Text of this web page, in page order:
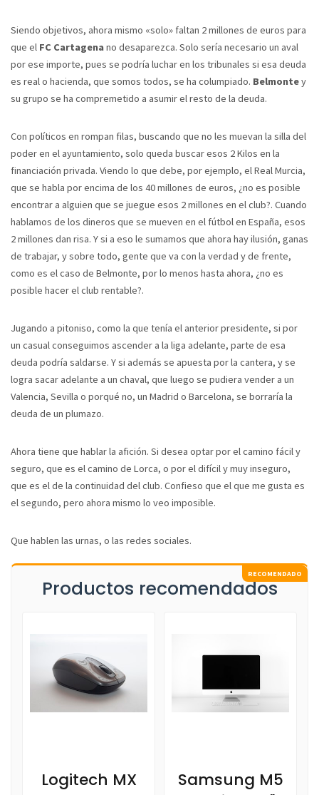
Siendo objetivos, ahora mismo «solo» faltan 2 millones de euros para
que el FC Cartagenano desaparezca. Solo sería necesario un aval
por ese importe, pues se podría luchar en los tribunales si esa deuda
es real o hacienda, que somos todos, se ha columpiado. Belmontey
su grupo se ha compremetido a asumir el resto de la deuda.
Con políticos en rompan filas, buscando que no les muevan la silla del
poder en el ayuntamiento, solo queda buscar esos 2 Kilos en la
financiación privada. Viendo lo que debe, por ejemplo, el Real Murcia,
que se habla por encima de los 40 millones de euros, ¿no es posible
encontrar a alguien que se juegue esos 2 millones en el club?. Cuando
hablamos de los dineros que se mueven en el fútbol en España, esos
2 millones dan risa. Y si a eso le sumamos que ahora hay ilusión, ganas
de trabajar, y sobre todo, gente que va con la verdad y de frente,
como es el caso de Belmonte, por lo menos hasta ahora, ¿no es
posible hacer el club rentable?.
Jugando a pitoniso, como la que tenía el anterior presidente, si por
un casual conseguimos ascender a la liga adelante, parte de esa
deuda podría saldarse. Y si además se apuesta por la cantera, y se
logra sacar adelante a un chaval, que luego se pudiera vender a un
Valencia, Sevilla o porqué no, un Madrid o Barcelona, se borraría la
deuda de un plumazo.
Ahora tiene que hablar la afición. Si desea optar por el camino fácil y
seguro, que es el camino de Lorca, o por el difícil y muy inseguro,
que es el de la continuidad del club. Confieso que el que me gusta es
el segundo, pero ahora mismo lo veo imposible.
Que hablen las urnas, o las redes sociales.
Productos recomendados
Logitech MX
Samsung M5